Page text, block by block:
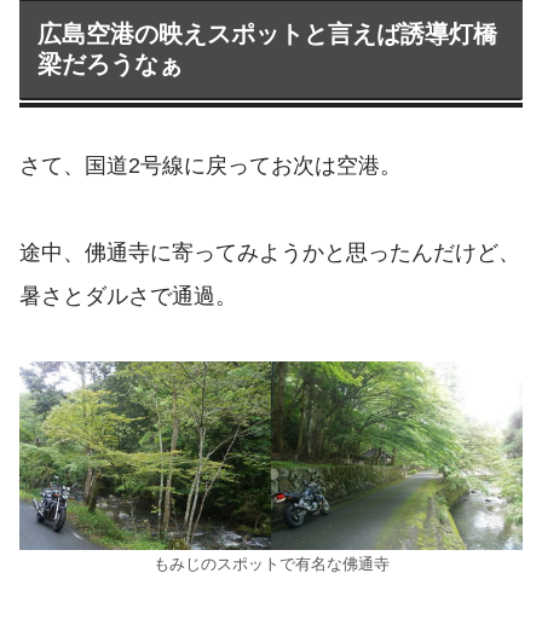
広島空港の映えスポットと言えば誘導灯橋
梁だろうなぁ
さて、国道2号線に戻ってお次は空港。
途中、佛通寺に寄ってみようかと思ったんだけど、
暑さとダルさで通過。
もみじのスポットで有名な佛通寺